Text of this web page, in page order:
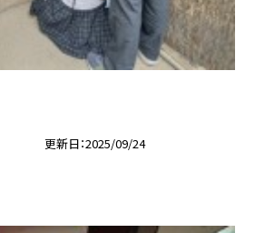
更新日 2025/09/24